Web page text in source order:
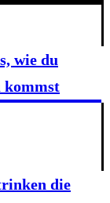
wie du
kommst
die